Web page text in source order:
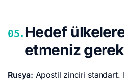
05. Hedef
etmeniz
Rusya: Apostil zinciri standart.